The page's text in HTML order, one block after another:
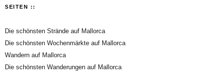
SEITEN ::
Die schönsten Strände auf Mallorca
Die schönsten Wochenmärkte auf Mallorca
Wandern auf Mallorca
Die schönsten Wanderungen auf Mallorca